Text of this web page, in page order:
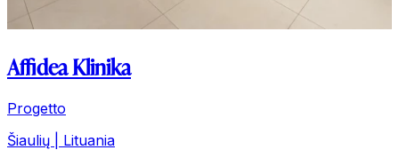
Affidea Klinika
Progetto
Šiaulių | Lituania